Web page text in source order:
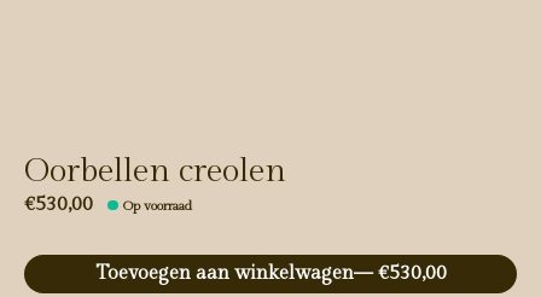
Oorbellen creolen
€530,00 Op voorraad
Toevoegen aan winkelwagen
— €530,00